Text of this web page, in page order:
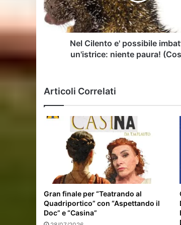
un'istrice:
niente
Nel Cilento e' possibile
un'istrice: niente paura!
Articoli Correlati
Gran finale per “Teatrando al
Quadriportico” con “Aspettando il
Doc” e “Casina”